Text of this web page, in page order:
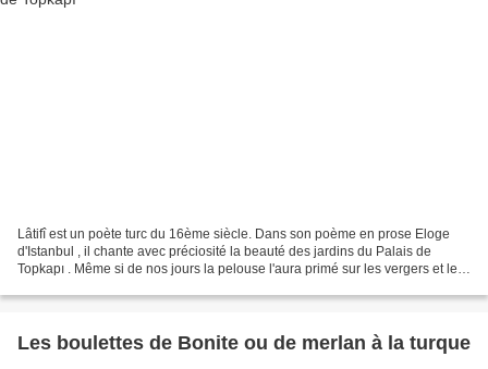
Lâtifî est un poète turc du 16ème siècle. Dans son poème en prose Eloge
d'Istanbul , il chante avec préciosité la beauté des jardins du Palais de
Topkapı . Même si de nos jours la pelouse l'aura primé sur les vergers et les
Les boulettes de Bonite ou de merlan à la turque